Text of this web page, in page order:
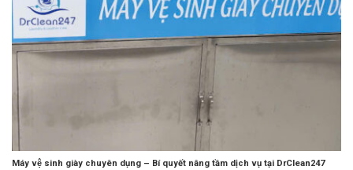
Máy vệ sinh giày chuyên dụng – Bí quyết nâng tầm dịch vụ tại DrClean247